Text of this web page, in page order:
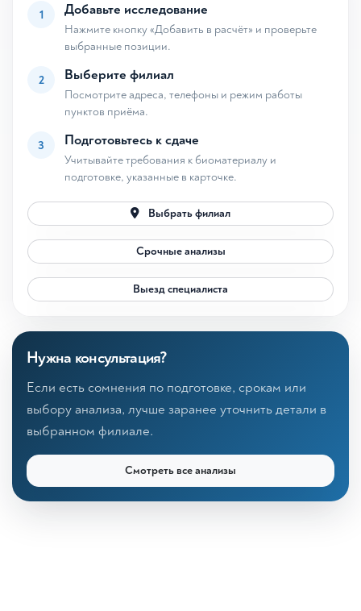
1 Добавьте исследование
Нажмите кнопку «Добавить в расчёт» и проверьте
выбранные позиции.
2 Выберите филиал
Посмотрите адреса, телефоны и режим работы
пунктов приёма.
3 Подготовьтесь к сдаче
Учитывайте требования к биоматериалу и
подготовке, указанные в карточке.
Выбрать филиал
Срочные анализы
Выезд специалиста
Нужна консультация?
Если есть сомнения по подготовке, срокам или
выбору анализа, лучше заранее уточнить детали в
выбранном филиале.
Смотреть все анализы